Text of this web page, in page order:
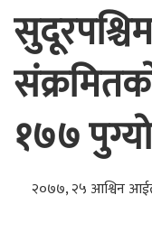
१७७ पुग्यो
२०७७, २५ आश्विन